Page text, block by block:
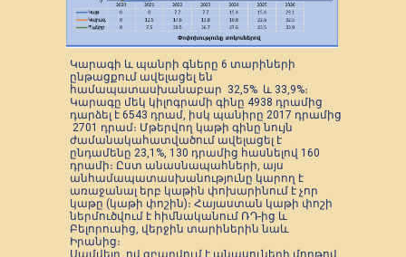
Կարագի և պանրի գները 6 տարիների
ընթացքում ավելացել են
համապատասխանաբար 32,5% և 33,9%։
Կարագը մեկ կիլոգրամի գինը 4938 դրամից
դարձել է 6543 դրամ, իսկ պանիրը 2017 դրամից
2701 դրամ։ Մթերվող կաթի գինը նույն
ժամանակահատվածում ավելացել է
ընդամենը 23,1%, 130 դրամից հասնելով 160
դրամի։ Ըստ անասնապահների, այս
անհամապատասխանությունը կարող է
առաջանալ երբ կաթին փոխարինում է չոր
կաթը (կաթի փոշին)։ Հայաստան կաթի փոշի
ներմուծվում է հիմնականում ՌԴ-ից և
Բելորուսից, վերջին տարիներին նաև
Իրանից։
Սամվելը, ով զբաղվում է անասուների մորթով,